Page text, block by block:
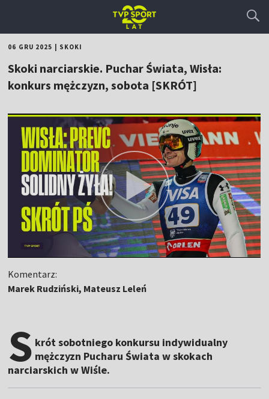
06 GRU 2025 SKOKI
Skoki narciarskie. Puchar Świata, Wisła:
konkurs mężczyzn, sobota [SKRÓT]
Komentarz:
Marek Rudziński, Mateusz Leleń
S krót sobotniego konkursu indywidualny
mężczyzn Pucharu Świata w skokach
narciarskich w Wiśle.